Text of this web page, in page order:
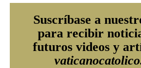
Suscríbase a
para recibir
futuros videos y